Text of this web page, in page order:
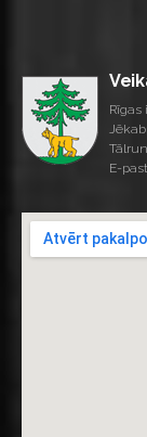
Rīgas
E-